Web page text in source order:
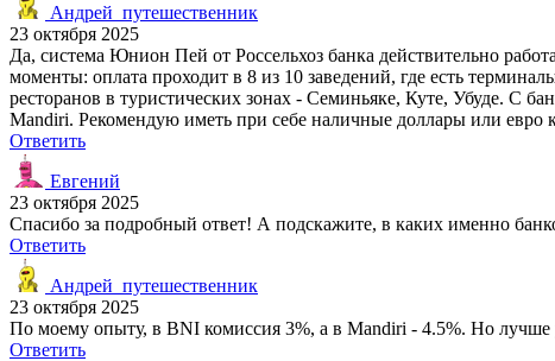
Андрей_путешественник
23 октября 2025
Да, система Юнион Пей от Россельхоз банка действительно
моменты: оплата проходит в 8 из 10 заведений, где есть
ресторанов в туристических зонах - Семиньяке, Куте, Убуде. С
Mandiri. Рекомендую иметь при себе наличные доллары или евро
Ответить
Евгений
23 октября 2025
Спасибо за подробный ответ! А подскажите, в каких именно
Ответить
Андрей_путешественник
23 октября 2025
По моему опыту, в BNI комиссия 3%, а в Mandiri - 4.5%. Но лучше
Ответить